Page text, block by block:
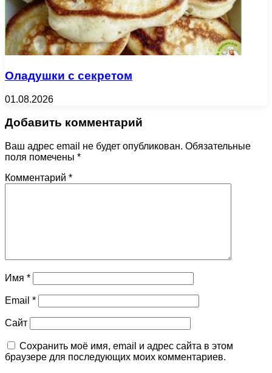
Оладушки с секретом
01.08.2026
Добавить комментарий
Ваш адрес email не будет опубликован. Обязательные
поля помечены *
Комментарий *
Имя *
Email *
Сайт
Сохранить моё имя, email и адрес сайта в этом
браузере для последующих моих комментариев.